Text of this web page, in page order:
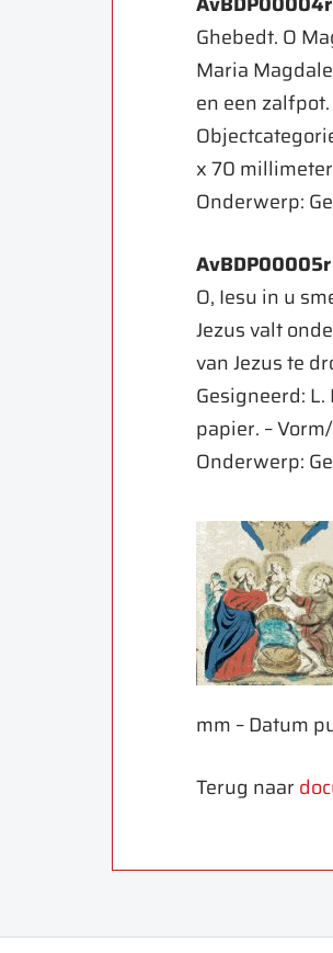
Ghebedt. O
Maria
en een
x 70
Onderwerp:
AvBDP00005r
O, Iesu in u
Jezus valt
van Jezus te
Gesigneerd:
papier. –
Onderwerp:
mm – Datum
Terug naar